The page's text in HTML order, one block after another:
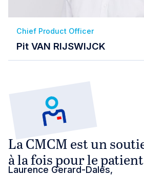
Chief Product Officer
Pit VAN RIJSWIJCK
La CMCM est un
à la fois pour le
Laurence Gerard-Dales,